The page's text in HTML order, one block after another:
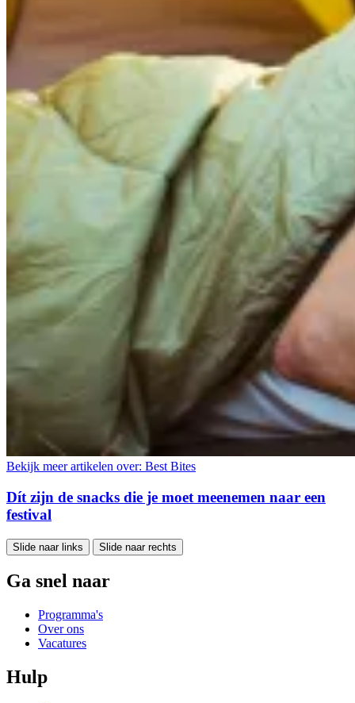
Bekijk meer artikelen over: Best Bites
Dít zijn de snacks die je moet meenemen naar een
festival
Slide naar links Slide naar rechts
Ga snel naar
Programma's
Over ons
Vacatures
Hulp